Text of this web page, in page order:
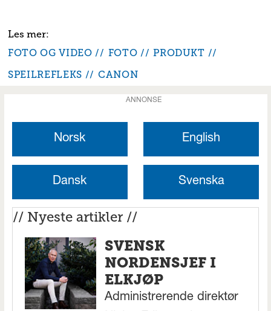
FOTO OG VIDEO FOTO
PRODUKT
SPEILREFLEKS
CANON
ANNONSE
Norsk English
Dansk Svenska
// Nyeste artikler //
SVENSK
NORDENSJEF I
ELKJØP
Administrerende direktør